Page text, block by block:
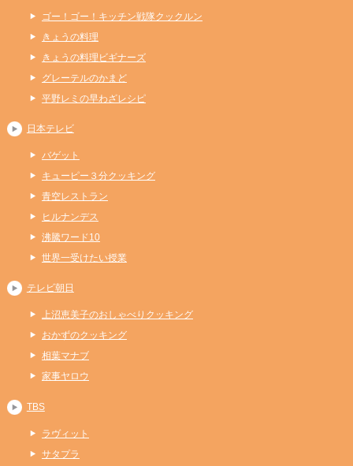
ゴー！ゴー！キッチン戦隊クックルン
きょうの料理
きょうの料理ビギナーズ
グレーテルのかまど
平野レミの早わざレシピ
日本テレビ
バゲット
キューピー３分クッキング
青空レストラン
ヒルナンデス
沸騰ワード10
世界一受けたい授業
テレビ朝日
上沼恵美子のおしゃべりクッキング
おかずのクッキング
相葉マナブ
家事ヤロウ
TBS
ラヴィット
サタプラ